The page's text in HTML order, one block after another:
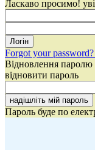
Ласкаво просимо!
Forgot your
Відновлення паролю
відновити пароль
Пароль буде по